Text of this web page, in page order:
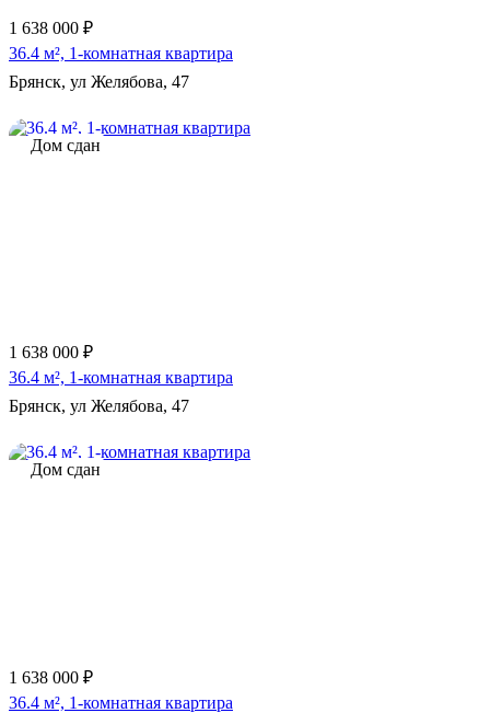
1 638 000 ₽
36.4 м², 1-комнатная квартира
Брянск, ул Желябова, 47
Дом сдан
1 638 000 ₽
36.4 м², 1-комнатная квартира
Брянск, ул Желябова, 47
Дом сдан
1 638 000 ₽
36.4 м², 1-комнатная квартира